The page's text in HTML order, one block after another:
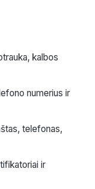
kalbos
numerius ir
telefonas,
ir